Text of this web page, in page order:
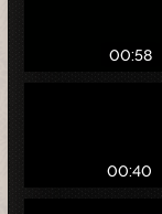
00:58
00:40